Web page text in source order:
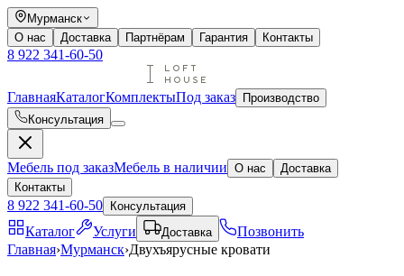
Мурманск
О нас
Доставка Партнёрам Гарантия Контакты
8 922 341-60-50
ГлавнаяКаталогКомплектыПод заказ
Производство
Консультация
Мебель под заказМебель в наличии О нас
Доставка
Контакты
8 922 341-60-50 Консультация
Каталог Услуги Доставка
Позвонить
Главная›Мурманск›Двухъярусные кровати